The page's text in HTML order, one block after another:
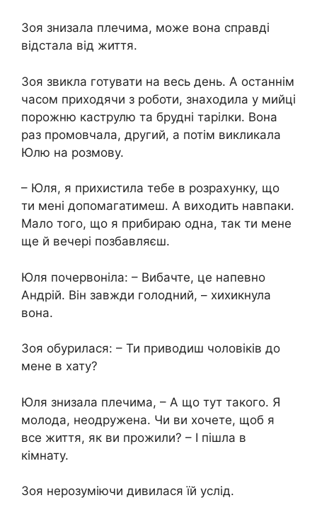
Зоя знизала плечима, може вона справді
відстала від життя.
Зоя звикла готувати на весь день. А останнім
часом приходячи з роботи, знаходила у мийці
порожню каструлю та брудні тарілки. Вона
раз промовчала, другий, а потім викликала
Юлю на розмову.
– Юля, я прихистила тебе в розрахунку, що
ти мені допомагатимеш. А виходить навпаки.
Мало того, що я прибираю одна, так ти мене
ще й вечері позбавляєш.
Юля почервоніла: – Вибачте, це напевно
Андрій. Він завжди голодний, – хихикнула
вона.
Зоя обурилася: – Ти приводиш чоловіків до
мене в хату?
Юля знизала плечима, – А що тут такого. Я
молода, неодружена. Чи ви хочете, щоб я
все життя, як ви прожили? – І пішла в
кімнату.
Зоя нерозуміючи дивилася їй услід.